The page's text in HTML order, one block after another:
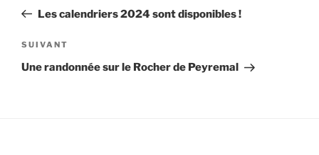
l’article
précédent
Les calendriers 2024 sont disponibles !
Article
suivant
SUIVANT
Une randonnée sur le Rocher de Peyremal